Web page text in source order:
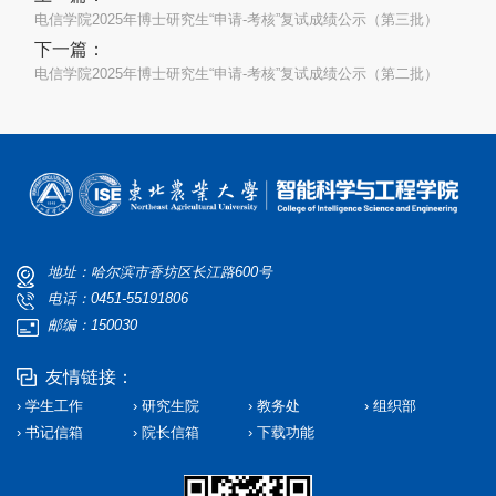
电信学院2025年博士研究生“申请-考核”复试成绩公示（第三批）
下一篇：
电信学院2025年博士研究生“申请-考核”复试成绩公示（第二批）
地址：哈尔滨市香坊区长江路600号
电话：0451-55191806
邮编：150030
友情链接：
› 学生工作 › 研究生院 › 教务处
› 组织部
› 书记信箱
› 院长信箱 › 下载功能